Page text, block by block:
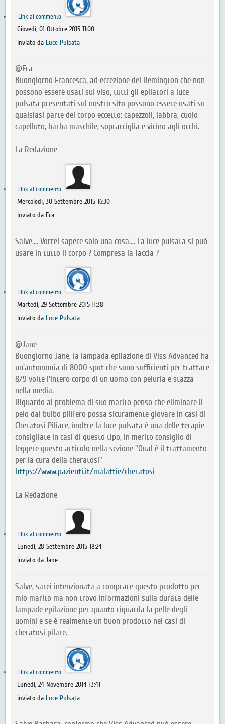
Link al commento
Giovedì, 01 Ottobre 2015 11:00
inviato da Luce Pulsata
@Fra
Buongiorno Francesca, ad eccezione dei Remington che non
possono essere usati sul viso, tutti gli epilatori a luce
pulsata presentati sul nostro sito possono essere usati su
qualsiasi parte del corpo eccetto: capezzoli, labbra, cuoio
capelluto, barba maschile, sopracciglia e vicino agli occhi.
La Redazione
Link al commento
Mercoledì, 30 Settembre 2015 16:30
inviato da Fra
Salve.... Vorrei sapere solo una cosa.... La luce pulsata si puó
usare in tutto il corpo ? Compresa la faccia ?
Link al commento
Martedì, 29 Settembre 2015 11:38
inviato da Luce Pulsata
@Jane
Buongiorno Jane, la lampada epilazione di Viss Advanced ha
un'autonomia di 8000 spot che sono sufficienti per trattare
8/9 volte l'intero corpo di un uomo con peluria e stazza
nella media.
Riguardo al problema di suo marito penso che eliminare il
pelo dal bulbo pilifero possa sicuramente giovare in casi di
Cheratosi Piliare, inoltre la luce pulsata è una delle terapie
consigliate in casi di questo tipo, in merito consiglio di
leggere questo articolo nella sezione "Qual è il trattamento
per la cura della cheratosi"
https://www.pazienti.it/malattie/cheratosi
La Redazione
Link al commento
Lunedì, 28 Settembre 2015 18:24
inviato da Jane
Salve, sarei intenzionata a comprare questo prodotto per
mio marito ma non trovo informazioni sulla durata delle
lampade epilazione per quanto riguarda la pelle degli
uomini e se è realmente un buon prodotto nei casi di
cheratosi pilare.
Link al commento
Lunedì, 24 Novembre 2014 13:41
inviato da Luce Pulsata